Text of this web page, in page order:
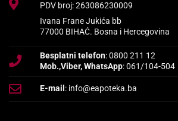
PDV broj: 263086230009
Ivana Frane Jukića bb
77000 BIHAĆ. Bosna i Hercegovina
Besplatni telefon: 0800 211 12
Mob.,Viber, WhatsApp: 061/104-504
E-mail : info@eapoteka.ba